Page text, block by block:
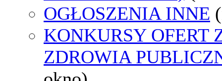
OGŁOSZENIA INNE
KONKURSY OFERT
ZDROWIA